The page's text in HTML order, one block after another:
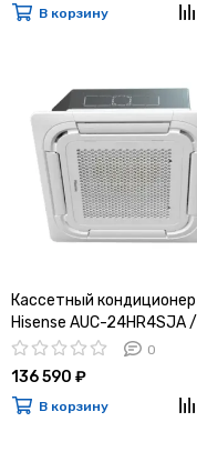
В корзину
Кассетный кондиционер
Hisense AUC-24HR4SJA /
AUW-24H4SF
0
136 590 ₽
В корзину